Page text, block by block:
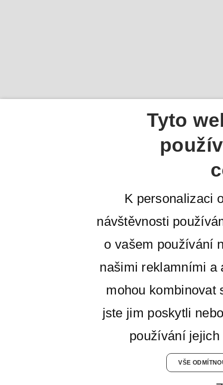
Tyto
K personalizaci
návštěvnosti
o vašem používání
našimi reklamními a
mohou kombinovat
jste jim poskytli
používání
VŠE